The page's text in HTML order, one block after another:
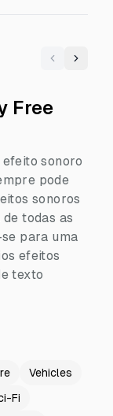
Previous
Next
Free
sonoro
pode
sonoros
todas as
para uma
efeitos
texto
Vehicles
Fi